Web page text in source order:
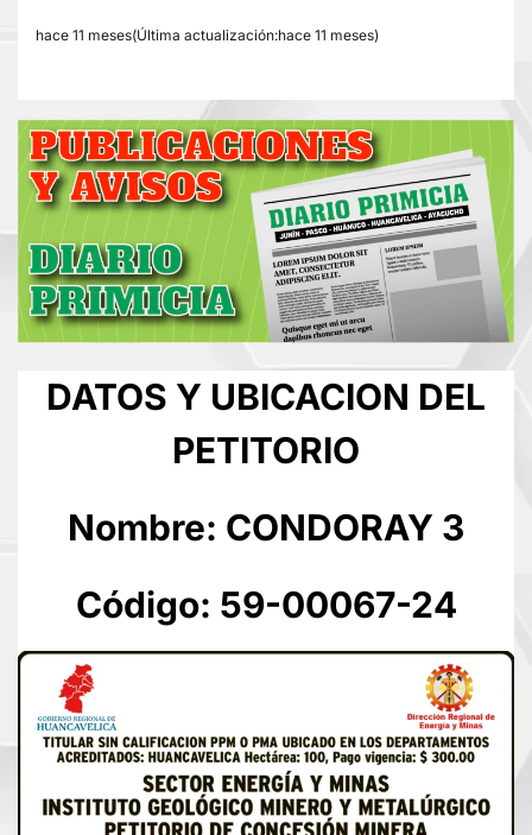
hace 11 meses(Última actualización:hace 11 meses)
DATOS Y UBICACION DEL
PETITORIO
Nombre: CONDORAY 3
Código: 59-00067-24